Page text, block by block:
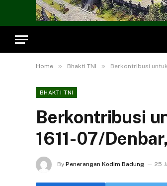
Home » Bhakti TNI » Berkontribusi untuk
BHAKTI TNI
Berkontribusi
1611-07/
By Penerangan Kodim Badung 25